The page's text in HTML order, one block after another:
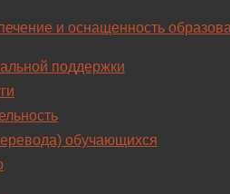
и оснащенность
поддержки
обучающихся